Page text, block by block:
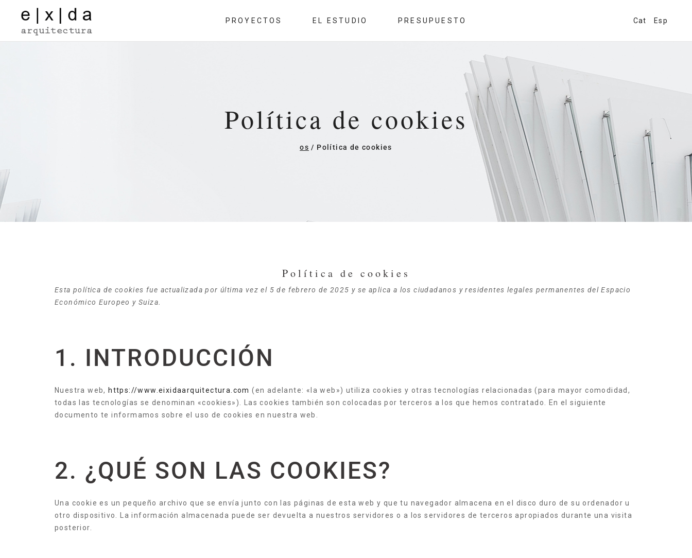
PROYECTOS EL ESTUDIO PRESUPUESTO Cat Esp
Política de cookies
os / Política de cookies
Política de cookies
Esta política de cookies fue actualizada por última vez el 5 de febrero de 2025 y se aplica a los ciudadanos y residentes legales permanentes del Espacio
Económico Europeo y Suiza.
1. INTRODUCCIÓN
Nuestra web, https://www.eixidaarquitectura.com (en adelante: «la web») utiliza cookies y otras tecnologías relacionadas (para mayor comodidad,
todas las tecnologías se denominan «cookies»). Las cookies también son colocadas por terceros a los que hemos contratado. En el siguiente
documento te informamos sobre el uso de cookies en nuestra web.
2. ¿QUÉ SON LAS COOKIES?
Una cookie es un pequeño archivo que se envía junto con las páginas de esta web y que tu navegador almacena en el disco duro de su ordenador u
otro dispositivo. La información almacenada puede ser devuelta a nuestros servidores o a los servidores de terceros apropiados durante una visita
posterior.